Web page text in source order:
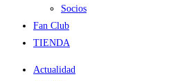
Socios
Fan Club
TIENDA
Actualidad